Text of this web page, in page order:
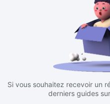
Si vous souhaitez recevoir un
derniers guides